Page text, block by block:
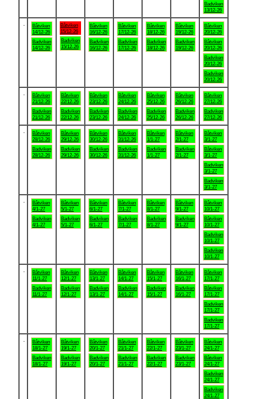
Badviken
13/12-26
Båtviken
14/12-26
Badviken
14/12-26
Båtviken
15/12-26
Badviken
15/12-26
Båtviken
16/12-26
Badviken
16/12-26
Båtviken
17/12-26
Badviken
17/12-26
Båtviken
18/12-26
Badviken
18/12-26
Båtviken
19/12-26
Badviken
19/12-26
Båtviken
20/12-26
Båtviken
20/12-26
Badviken
20/12-26
Badviken
20/12-26
Båtviken
21/12-26
Badviken
21/12-26
Båtviken
22/12-26
Badviken
22/12-26
Båtviken
23/12-26
Badviken
23/12-26
Båtviken
24/12-26
Badviken
24/12-26
Båtviken
25/12-26
Badviken
25/12-26
Båtviken
26/12-26
Badviken
26/12-26
Båtviken
27/12-26
Badviken
27/12-26
Båtviken
28/12-26
Badviken
28/12-26
Båtviken
29/12-26
Badviken
29/12-26
Båtviken
30/12-26
Badviken
30/12-26
Båtviken
31/12-26
Badviken
31/12-26
Båtviken
1/1-27
Badviken
1/1-27
Båtviken
2/1-27
Badviken
2/1-27
Båtviken
3/1-27
Båtviken
3/1-27
Badviken
3/1-27
Badviken
3/1-27
Båtviken
4/1-27
Badviken
4/1-27
Båtviken
5/1-27
Badviken
5/1-27
Båtviken
6/1-27
Badviken
6/1-27
Båtviken
7/1-27
Badviken
7/1-27
Båtviken
8/1-27
Badviken
8/1-27
Båtviken
9/1-27
Badviken
9/1-27
Båtviken
10/1-27
Båtviken
10/1-27
Badviken
10/1-27
Badviken
10/1-27
Båtviken
11/1-27
Badviken
11/1-27
Båtviken
12/1-27
Badviken
12/1-27
Båtviken
13/1-27
Badviken
13/1-27
Båtviken
14/1-27
Badviken
14/1-27
Båtviken
15/1-27
Badviken
15/1-27
Båtviken
16/1-27
Badviken
16/1-27
Båtviken
17/1-27
Båtviken
17/1-27
Badviken
17/1-27
Badviken
17/1-27
Båtviken
18/1-27
Badviken
18/1-27
Båtviken
19/1-27
Badviken
19/1-27
Båtviken
20/1-27
Badviken
20/1-27
Båtviken
21/1-27
Badviken
21/1-27
Båtviken
22/1-27
Badviken
22/1-27
Båtviken
23/1-27
Badviken
23/1-27
Båtviken
24/1-27
Båtviken
24/1-27
Badviken
24/1-27
Badviken
24/1-27